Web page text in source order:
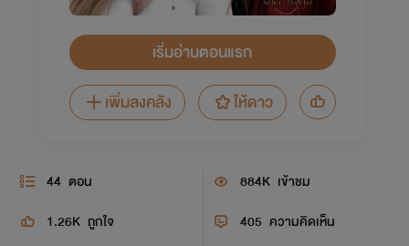
เริ่มอ่านตอนแรก
เพิ่มลงคลัง
ให้ดาว
44 ตอน 884K เข้าชม
1.26K ถูกใจ 405 ความคิดเห็น